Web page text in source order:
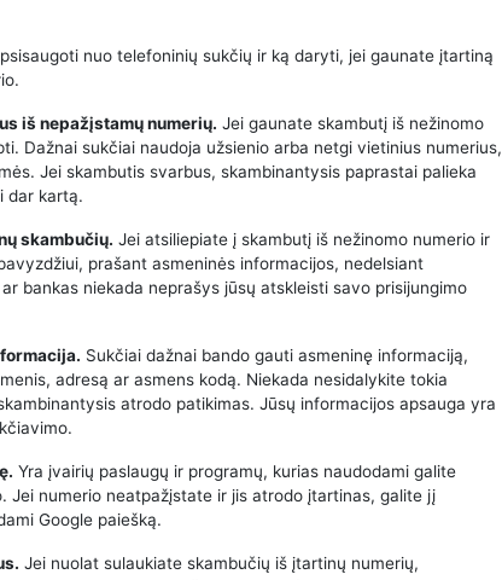
nuo telefoninių sukčių ir ką daryti, jei gaunate įtartiną
iš nepažįstamų numerių. Jei gaunate skambutį iš nežinomo
Dažnai sukčiai naudoja užsienio arba netgi vietinius numerius,
Jei skambutis svarbus, skambinantysis paprastai palieka
dar kartą.
skambučių. Jei atsiliepiate į skambutį iš nežinomo numerio ir
prašant asmeninės informacijos, nedelsiant
bankas niekada neprašys jūsų atskleisti savo prisijungimo
Sukčiai dažnai bando gauti asmeninę informaciją,
adresą ar asmens kodą. Niekada nesidalykite tokia
atrodo patikimas. Jūsų informacijos apsauga yra
Yra įvairių paslaugų ir programų, kurias naudodami galite
Jei numerio neatpažįstate ir jis atrodo įtartinas, galite jį
Google paiešką.
Jei nuolat sulaukiate skambučių iš įtartinų numerių,